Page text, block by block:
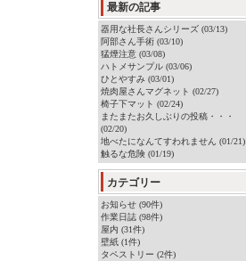
最新の記事
器用な社長さんシリーズ (03/13)
阿部さん手術 (03/10)
猛煙注意 (03/08)
ハトメサンプル (03/06)
ひとやすみ (03/01)
焼肉屋さんマグネット (02/27)
椅子下マット (02/24)
またまたお久しぶりの投稿・・・
(02/20)
地べたになんてすわれません (01/21)
触るな危険 (01/19)
カテゴリー
お知らせ (90件)
作業日誌 (98件)
屋内 (31件)
壁紙 (1件)
タペストリー (2件)